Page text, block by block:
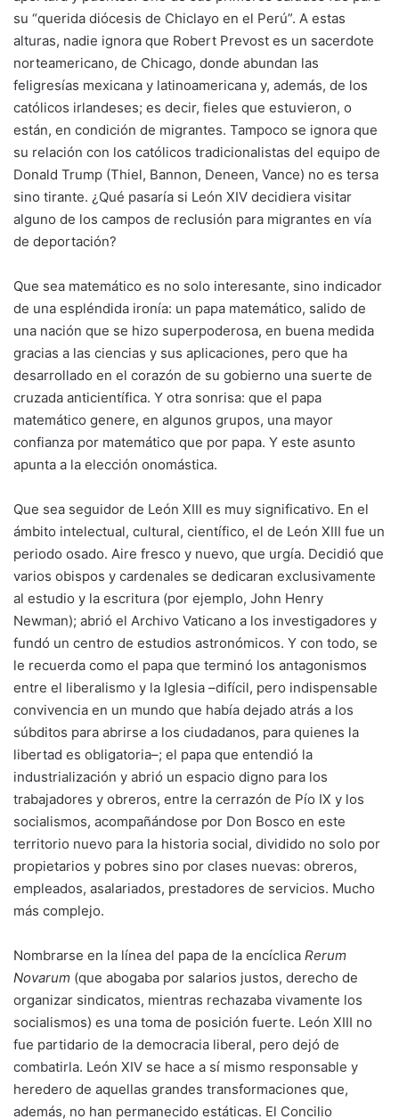
su “querida diócesis de Chiclayo en el Perú”. A estas
alturas, nadie ignora que Robert Prevost es un sacerdote
norteamericano, de Chicago, donde abundan las
feligresías mexicana y latinoamericana y, además, de los
católicos irlandeses; es decir, fieles que estuvieron, o
están, en condición de migrantes. Tampoco se ignora que
su relación con los católicos tradicionalistas del equipo de
Donald Trump (Thiel, Bannon, Deneen, Vance) no es tersa
sino tirante. ¿Qué pasaría si León XIV decidiera visitar
alguno de los campos de reclusión para migrantes en vía
de deportación?
Que sea matemático es no solo interesante, sino indicador
de una espléndida ironía: un papa matemático, salido de
una nación que se hizo superpoderosa, en buena medida
gracias a las ciencias y sus aplicaciones, pero que ha
desarrollado en el corazón de su gobierno una suerte de
cruzada anticientífica. Y otra sonrisa: que el papa
matemático genere, en algunos grupos, una mayor
confianza por matemático que por papa. Y este asunto
apunta a la elección onomástica.
Que sea seguidor de León XIII es muy significativo. En el
ámbito intelectual, cultural, científico, el de León XIII fue un
periodo osado. Aire fresco y nuevo, que urgía. Decidió que
varios obispos y cardenales se dedicaran exclusivamente
al estudio y la escritura (por ejemplo, John Henry
Newman); abrió el Archivo Vaticano a los investigadores y
fundó un centro de estudios astronómicos. Y con todo, se
le recuerda como el papa que terminó los antagonismos
entre el liberalismo y la Iglesia –difícil, pero indispensable
convivencia en un mundo que había dejado atrás a los
súbditos para abrirse a los ciudadanos, para quienes la
libertad es obligatoria–; el papa que entendió la
industrialización y abrió un espacio digno para los
trabajadores y obreros, entre la cerrazón de Pío IX y los
socialismos, acompañándose por Don Bosco en este
territorio nuevo para la historia social, dividido no solo por
propietarios y pobres sino por clases nuevas: obreros,
empleados, asalariados, prestadores de servicios. Mucho
más complejo.
Nombrarse en la línea del papa de la encíclica Rerum
Novarum (que abogaba por salarios justos, derecho de
organizar sindicatos, mientras rechazaba vivamente los
socialismos) es una toma de posición fuerte. León XIII no
fue partidario de la democracia liberal, pero dejó de
combatirla. León XIV se hace a sí mismo responsable y
heredero de aquellas grandes transformaciones que,
además, no han permanecido estáticas. El Concilio